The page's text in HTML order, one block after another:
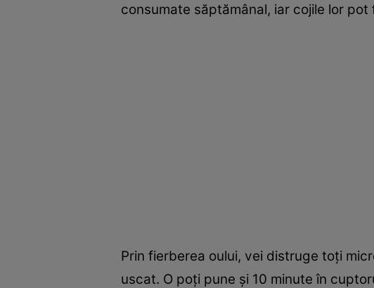
consumate săptămânal, iar cojile lor
Prin fierberea oului, vei distruge toţi
uscat. O poţi pune şi 10 minute în